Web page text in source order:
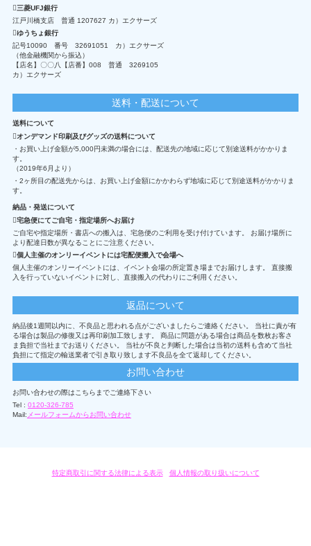
三菱UFJ銀行
江戸川橋支店 普通 1207627 カ）エクサーズ
ゆうちょ銀行
記号10090 番号 32691051 カ）エクサーズ
（他金融機関から振込）
【店名】〇〇八【店番】008 普通 3269105
カ）エクサーズ
送料・配送について
送料について
オンデマンド印刷及びグッズの送料について
・お買い上げ金額が5,000円未満の場合には、配送先の地域に応じて別途送料がかかりま
す。
（2019年6月より）
・2ヶ所目の配送先からは、お買い上げ金額にかかわらず地域に応じて別途送料がかかりま
す。
納品・発送について
宅急便にてご自宅・指定場所へお届け
ご自宅や指定場所・書店への搬入は、宅急便のご利用を受け付けています。 お届け場所に
より配達日数が異なることにご注意ください。
個人主催のオンリーイベントには宅配便搬入で会場へ
個人主催のオンリーイベントには、イベント会場の所定置き場までお届けします。 直接搬
入を行っていないイベントに対し、直接搬入の代わりにご利用ください。
返品について
納品後1週間以内に、不良品と思われる点がございましたらご連絡ください。 当社に責が有
る場合は製品の修復又は再印刷加工致します。 商品に問題がある場合は商品を数枚お客さ
ま負担で当社までお送りください。 当社が不良と判断した場合は当初の送料も含めて当社
負担にて指定の輸送業者で引き取り致します不良品を全て返却してください。
お問い合わせ
お問い合わせの際はこちらまでご連絡下さい
Tel : 0120-326-785
Mail: メールフォームからお問い合わせ
特定商取引に関する法律による表示/ 個人情報の取り扱いについて